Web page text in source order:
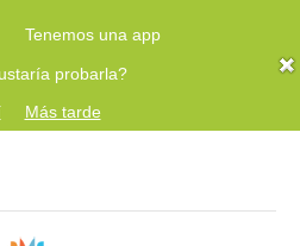
Tenemos una app
probarla?
Más tarde